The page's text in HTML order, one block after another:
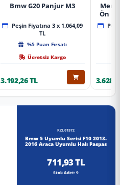
Bmw G20 Panjur M3
Peşin Fiyatına 3 x 1.064,09
TL
%5 Puan Fırsatı
Ücretsiz Kargo
3.192,26 TL
Ön
RZL01572
Bmw 5 Uyumlu Serisi F10 2013-
2016 Araca Uyumlu Halı Paspas
711,93 TL
Stok Adet: 9